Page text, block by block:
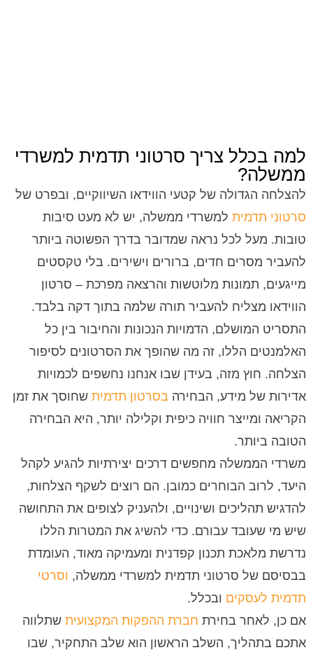
למה בכלל צריך סרטוני תדמית למשרדי
ממשלה?
להצלחה הגדולה של קטעי הווידאו השיווקיים, ובפרט של
סרטוני תדמית למשרדי ממשלה, יש לא מעט סיבות
טובות. מעל לכל נראה שמדובר בדרך הפשוטה ביותר
להעביר מסרים חדים, ברורים וישירים. בלי טקסטים
מייגעים, תמונות מלוטשות והרצאה מפרכת – סרטון
הווידאו מצליח להעביר תורה שלמה בתוך דקה בלבד.
התסריט המושלם, הדמויות הנכונות והחיבור בין כל
האלמנטים הללו, זה מה שהופך את הסרטונים לסיפור
הצלחה. חוץ מזה, בעידן שבו אנחנו נחשפים לכמויות
אדירות של מידע, הבחירה בסרטון תדמית שחוסך את זמן
הקריאה ומייצר חוויה כיפית וקלילה יותר, היא הבחירה
הטובה ביותר.
משרדי הממשלה מחפשים דרכים יצירתיות להגיע לקהל
היעד, לרוב הבוחרים כמובן. הם רוצים לשקף הצלחות,
להדגיש תהליכים ושינויים, ולהעניק לצופים את התחושה
שיש מי שעובד עבורם. כדי להשיג את המטרות הללו
נדרשת מלאכת תכנון קפדנית ומעמיקה מאוד, העומדת
בבסיסם של סרטוני תדמית למשרדי ממשלה, וסרטי
תדמית לעסקים ובכלל.
אם כן, לאחר בחירת חברת ההפקות המקצועית שתלווה
אתכם בתהליך, השלב הראשון הוא שלב התחקיר, שבו